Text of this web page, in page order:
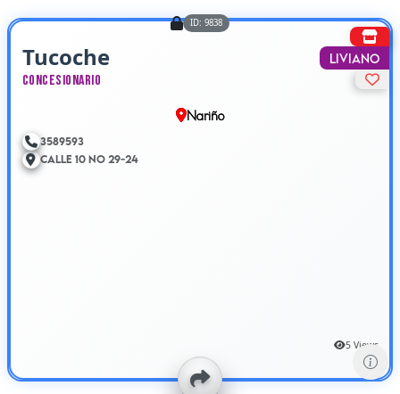
ID: 9838
Liviano
Tucoche
Concesionario
Nariño
3589593
Calle 10 No 29-24
5 Views